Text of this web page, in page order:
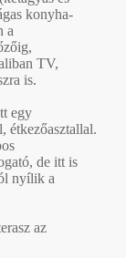
konyha-
a
TV,
is.
egy
étkezőasztallal.
de itt is
nyílik a
az